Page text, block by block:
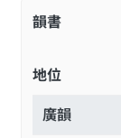
韻書
地位
廣韻